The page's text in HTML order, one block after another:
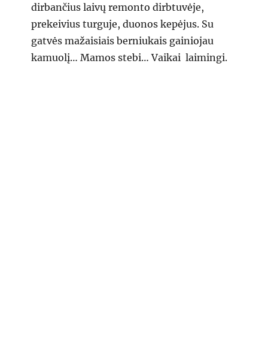
dirbančius laivų remonto dirbtuvėje,
prekeivius turguje, duonos kepėjus. Su
gatvės mažaisiais berniukais gainiojau
kamuolį… Mamos stebi… Vaikai laimingi.